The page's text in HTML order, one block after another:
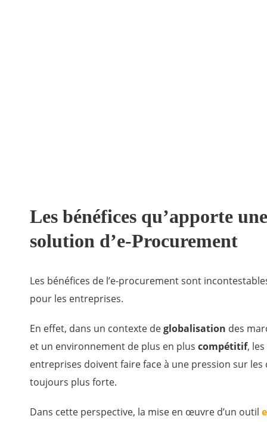
Les bénéfices qu’apporte une
solution d’e-Procurement
Les bénéfices de l’e-procurement sont
pour les entreprises.
En effet, dans un contexte deglobalisation des
et un environnement de plus en plus compétitif, les
entreprises doivent faire face à une pression sur les
toujours plus forte.
Dans cette perspective, la mise en œuvre d’un outil